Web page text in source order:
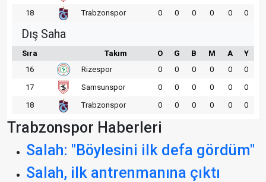
18
Trabzonspor 0 0 0 0 0 0
Dış Saha
Sıra Takım O G B M A
Y
16
Rizespor 0 0 0 0 0
0
17
Samsunspor 0 0 0 0 0
0
18
Trabzonspor 0 0 0 0 0 0
Trabzonspor Haberleri
Salah: "Böylesini ilk defa gördüm"
Salah, ilk antrenmanına çıktı